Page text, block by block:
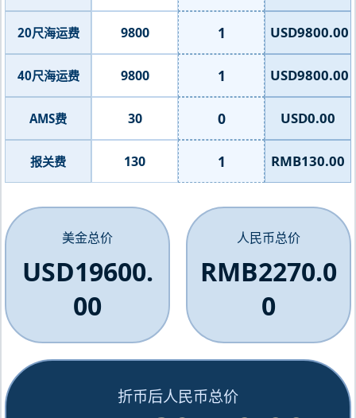
20尺海运费 9800 1 USD9800.00
40尺海运费 9800 1 USD9800.00
AMS费 30 0 USD0.00
报关费 130 1 RMB130.00
美金总价
USD19600.
00
人民币总价
RMB2270.0
0
折币后人民币总价